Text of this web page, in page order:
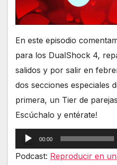
En este episodio
para los DualShock 4,
salidos y por salir en
dos secciones especiales
primera, un Tier de
Escúchalo y entérate!
Reproductor
de
00:00
Podcast: Reproducir en